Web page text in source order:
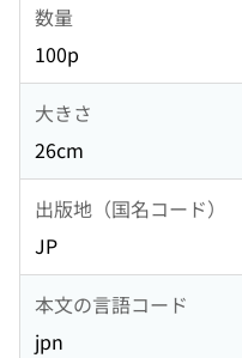
数量
100p
大きさ
26cm
出版地（国名コード）
JP
本文の言語コード
jpn